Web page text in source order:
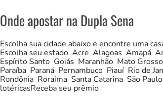
Onde apostar na Dupla Sena
Escolha sua cidade abaixo e encontre uma
Escolha seu estado Acre Alagoas Amapá
Espírito Santo Goiás Maranhão Mato
Paraíba Paraná Pernambuco Piauí Rio de
Rondônia Roraima Santa Catarina São
lotéricasReceba seu prêmio